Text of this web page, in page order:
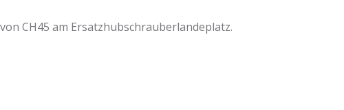
CH45 am Ersatzhubschrauberlandeplatz.